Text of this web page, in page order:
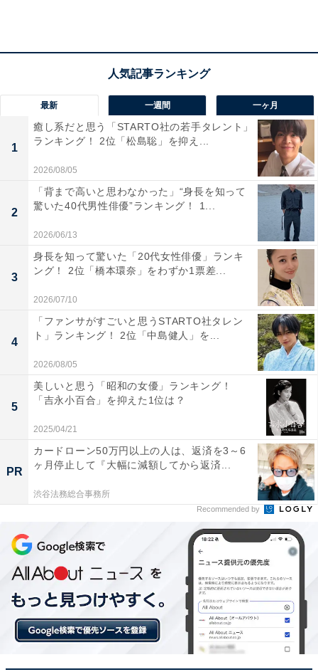
2位：四季の移ろいを感じられる「横手市」
「横手市」は、県内第2の人口を有する都市。秋田自動
車道、湯沢横手道路などが通る交通の要衝地として知ら
れている一方、四季折々の豊かな自然にも恵まれた街で
す。居住者コメントを見ると「人が優しい。困ってたり
すると話かけてくれたりする。近所付き合いはないが顔
を合わせれば挨拶は普通にする感じです」と、地域の程
よいつながりが感じられる点も魅力と言えそうです。
最新 一週間 一ヶ月
1
癒し系だと思う「STARTO社の若手タレント」
ランキング！ 2位「松島聡」を抑え...
2026/08/05
2
「背まで高いと思わなかった」“身長を知って
驚いた40代男性俳優”ランキング！ 1...
2026/06/13
3
身長を知って驚いた「20代女性俳優」ランキ
ング！ 2位「橋本環奈」をわずか1票差...
2026/07/10
4
「ファンサがすごいと思うSTARTO社タレン
ト」ランキング！ 2位「中島健人」を...
2026/08/05
5
美しいと思う「昭和の女優」ランキング！
「吉永小百合」を抑えた1位は？
2025/04/21
PR
カードローン50万円以上の人は、返済を3～6
ヶ月停止して『大幅に減額してから返済...
渋谷法務総合事務所
Recommended by